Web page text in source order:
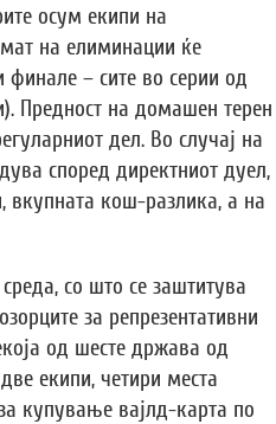
осум екипи на
на елиминации ќе
– сите во серии од
Предност на домашен терен
дел. Во случај на
според директниот дуел,
вкупната кош-разлика, а на
со што се заштитува
за репрезентативни
од шесте држава од
екипи, четири места
купување вајлд-карта по